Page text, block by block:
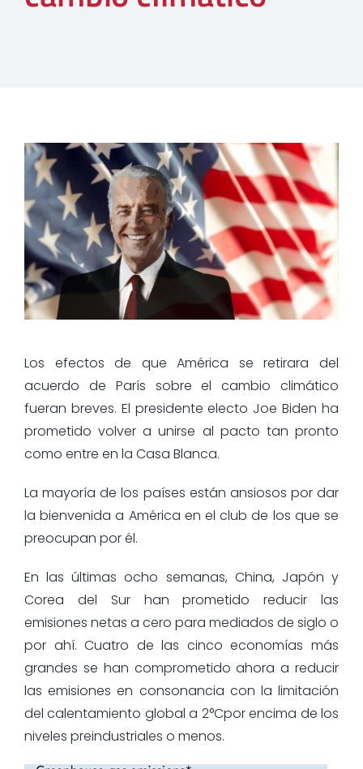
Los efectos de que América se retirara del
acuerdo de París sobre el cambio climático
fueran breves. El presidente electo Joe Biden ha
prometido volver a unirse al pacto tan pronto
como entre en la Casa Blanca.
La mayoría de los países están ansiosos por dar
la bienvenida a América en el club de los que se
preocupan por él.
En las últimas ocho semanas, China, Japón y
Corea del Sur han prometido reducir las
emisiones netas a cero para mediados de siglo o
por ahí. Cuatro de las cinco economías más
grandes se han comprometido ahora a reducir
las emisiones en consonancia con la limitación
del calentamiento global a 2°Cpor encima de los
niveles preindustriales o menos.